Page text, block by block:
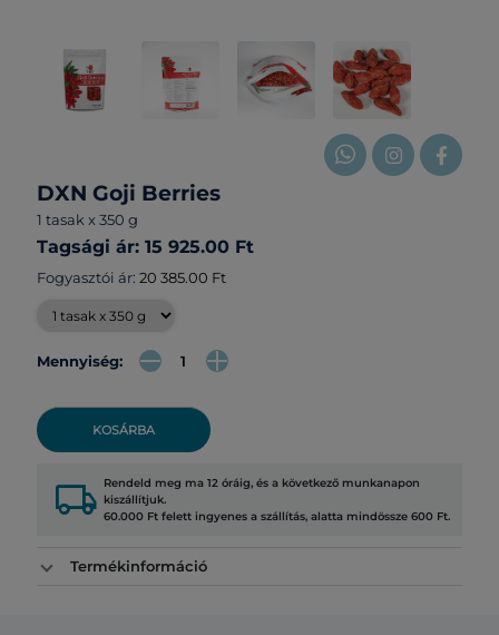
DXN Goji Berries
1 tasak x 350 g
Tagsági ár: 15 925.00 Ft
Fogyasztói ár: 20 385.00 Ft
Mennyiség:
KOSÁRBA
local_shipping Rendeld meg ma 12 óráig, és a következő munkanapon
kiszállítjuk.
60.000 Ft felett ingyenes a szállítás, alatta mindössze 600 Ft.
Termékinformáció